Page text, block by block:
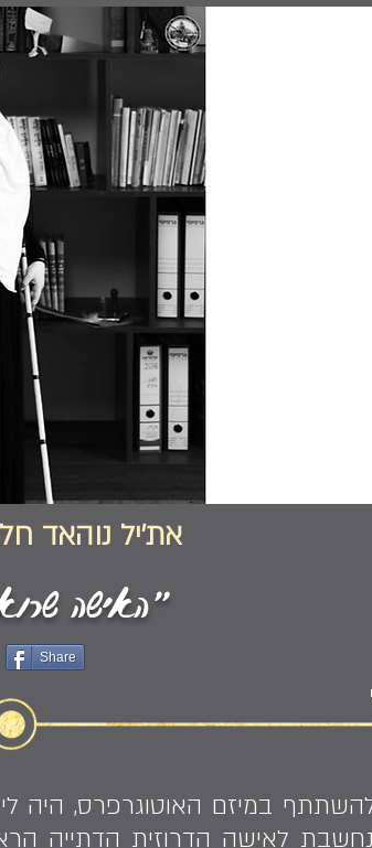
את׳יל נוהאד
"האישה
Share
להשתתף במיזם האוטוגרפרס, היה
לאישה הדרוזית הדתייה